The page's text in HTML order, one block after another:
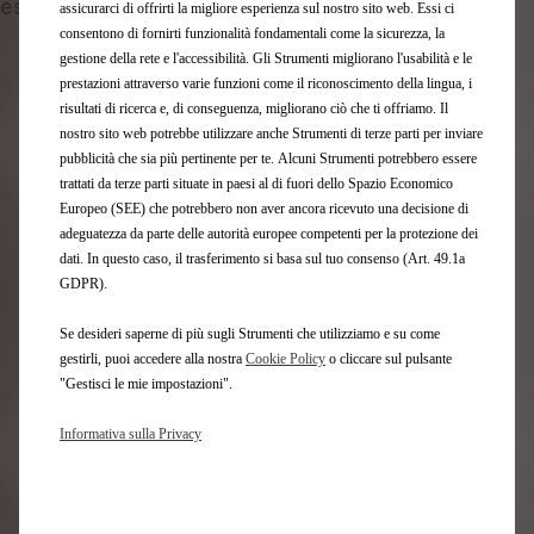
esigenze
Codice 1681665580
GONFIAGGIO
assicurarci di offrirti la migliore esperienza sul nostro sito web. Essi ci
consentono di fornirti funzionalità fondamentali come la sicurezza, la
gestione della rete e l'accessibilità. Gli Strumenti migliorano l'usabilità e le
prestazioni attraverso varie funzioni come il riconoscimento della lingua, i
risultati di ricerca e, di conseguenza, migliorano ciò che ti offriamo. Il
nostro sito web potrebbe utilizzare anche Strumenti di terze parti per inviare
pubblicità che sia più pertinente per te. Alcuni Strumenti potrebbero essere
trattati da terze parti situate in paesi al di fuori dello Spazio Economico
Europeo (SEE) che potrebbero non aver ancora ricevuto una decisione di
adeguatezza da parte delle autorità europee competenti per la protezione dei
dati. In questo caso, il trasferimento si basa sul tuo consenso (Art. 49.1a
GDPR).
Se desideri saperne di più sugli Strumenti che utilizziamo e su come
gestirli, puoi accedere alla nostra Cookie Policy o cliccare sul pulsante
"Gestisci le mie impostazioni".
Informativa sulla Privacy